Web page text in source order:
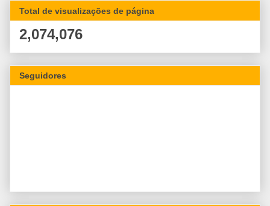
Total de visualizações de página
2,074,076
Seguidores